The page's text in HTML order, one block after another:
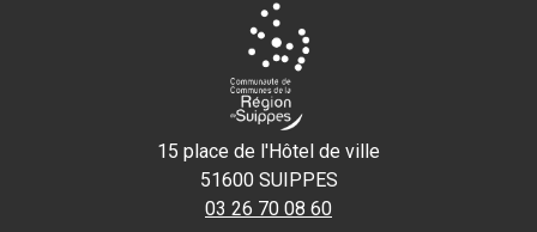
15 place de l'Hôtel de ville
51600 SUIPPES
03 26 70 08 60